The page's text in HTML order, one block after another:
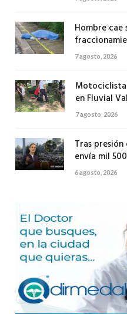
Hombre
7 agosto, 2026
en Fluvial
7 agosto, 2026
Tras presión
envía mil
6 agosto, 2026